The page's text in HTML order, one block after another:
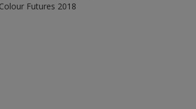
Futures 2018